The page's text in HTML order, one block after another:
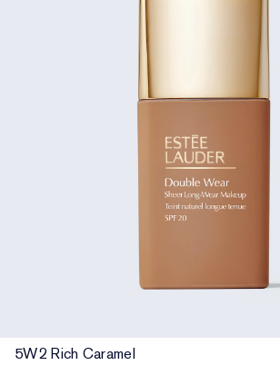
5W2 Rich Caramel